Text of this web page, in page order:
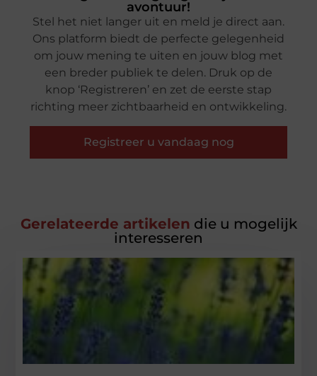
avontuur!
Stel het niet langer uit en meld je direct aan.
Ons platform biedt de perfecte gelegenheid
om jouw mening te uiten en jouw blog met
een breder publiek te delen. Druk op de
knop ‘Registreren’ en zet de eerste stap
richting meer zichtbaarheid en ontwikkeling.
Registreer u vandaag nog
Gerelateerde artikelen die u mogelijk
interesseren